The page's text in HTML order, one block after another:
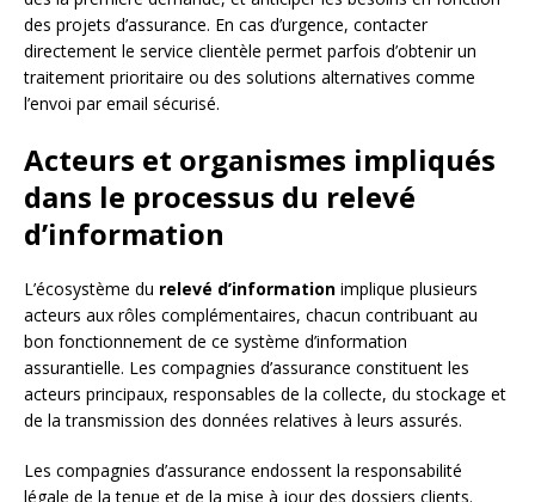
des projets d’assurance. En cas d’urgence, contacter
directement le service clientèle permet parfois d’obtenir un
traitement prioritaire ou des solutions alternatives comme
l’envoi par email sécurisé.
Acteurs et organismes impliqués
dans le processus du relevé
d’information
L’écosystème du relevé d’information implique plusieurs
acteurs aux rôles complémentaires, chacun contribuant au
bon fonctionnement de ce système d’information
assurantielle. Les compagnies d’assurance constituent les
acteurs principaux, responsables de la collecte, du stockage et
de la transmission des données relatives à leurs assurés.
Les compagnies d’assurance endossent la responsabilité
légale de la tenue et de la mise à jour des dossiers clients.